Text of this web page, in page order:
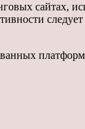
сайтах,